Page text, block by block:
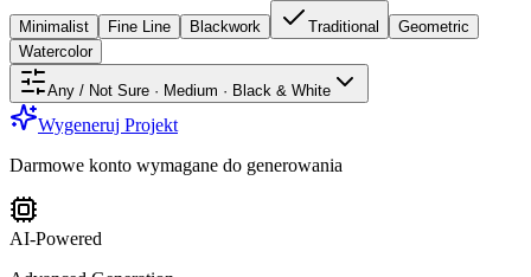
Minimalist Fine Line Blackwork Traditional
Geometric
Watercolor
Any / Not Sure · Medium · Black & White
Wygeneruj Projekt
Darmowe konto wymagane do generowania
AI-Powered